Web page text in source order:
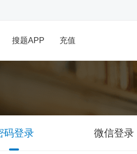
搜题APP 充值
码登录 微信登录